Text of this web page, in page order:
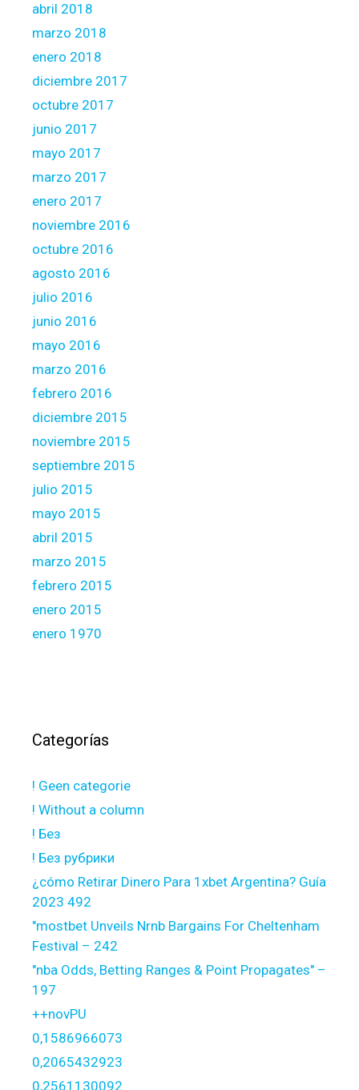
abril 2018
marzo 2018
enero 2018
diciembre 2017
octubre 2017
junio 2017
mayo 2017
marzo 2017
enero 2017
noviembre 2016
octubre 2016
agosto 2016
julio 2016
junio 2016
mayo 2016
marzo 2016
febrero 2016
diciembre 2015
noviembre 2015
septiembre 2015
julio 2015
mayo 2015
abril 2015
marzo 2015
febrero 2015
enero 2015
enero 1970
Categorías
! Geen categorie
! Without a column
! Без
! Без рубрики
¿cómo Retirar Dinero Para 1xbet Argentina? Guía
2023 492
"mostbet Unveils Nrnb Bargains For Cheltenham
Festival – 242
"nba Odds, Betting Ranges & Point Propagates" –
197
++novPU
0,1586966073
0,2065432923
0,2561130092